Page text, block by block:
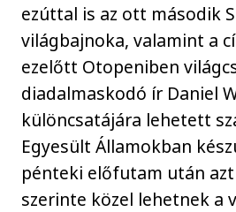
ezúttal is az ott második
világbajnoka, valamint a
ezelőtt Otopeniben
diadalmaskodó ír Daniel
különcsatájára lehetett
Egyesült Államokban
pénteki előfutam után
szerinte közel lehetnek a